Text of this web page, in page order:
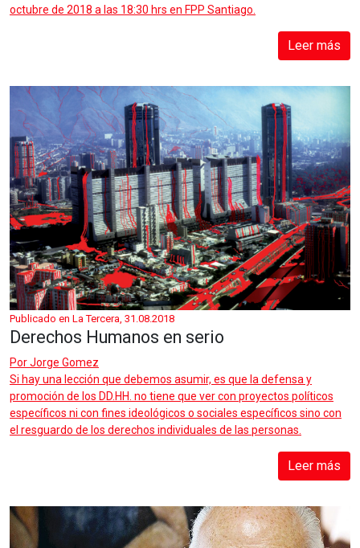
octubre de 2018 a las 18:30 hrs en FPP Santiago.
Leer más
Publicado en La Tercera, 31.08.2018
Derechos Humanos en serio
PorJorge Gomez
Si hay una lección que debemos asumir, es que la defensa y
promoción de los DD.HH. no tiene que ver con proyectos políticos
específicos ni con fines ideológicos o sociales específicos sino con
el resguardo de los derechos individuales de las personas.
Leer más